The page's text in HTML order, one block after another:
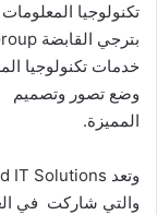
تكنولوجيا
خدمات تكنولوجيا
وضع تصور وتصميم
المميزة.
والتي شاركت في